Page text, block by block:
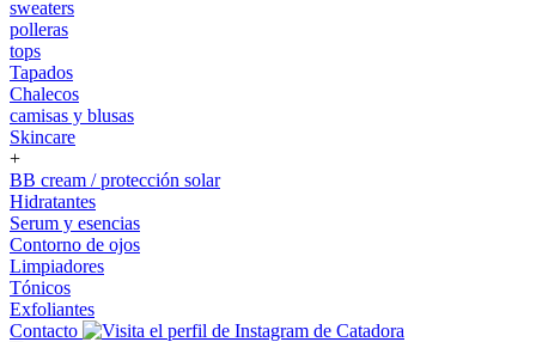
sweaters
polleras
tops
Tapados
Chalecos
camisas y blusas
Skincare
+
BB cream / protección solar
Hidratantes
Serum y esencias
Contorno de ojos
Limpiadores
Tónicos
Exfoliantes
Contacto